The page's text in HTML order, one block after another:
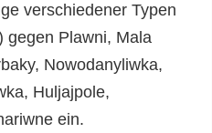
verschiedener Typen
gegen Plawni, Mala
Nowodanyliwka,
Huljajpole,
ein.